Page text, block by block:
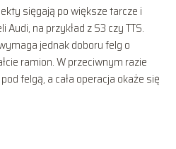
sięgają po większe tarcze i
na przykład z S3 czy TTS.
jednak doboru felg o
ramion. W przeciwnym razie
felgą, a cała operacja okaże się